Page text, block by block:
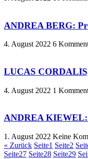
ANDREA BERG:
4. August 2022 6
LUCAS
4. August 2022 1
ANDREA KIEWEL:
1. August 2022 Keine
« Zurück Seite1 Seite2
Seite27 Seite28 Seite29